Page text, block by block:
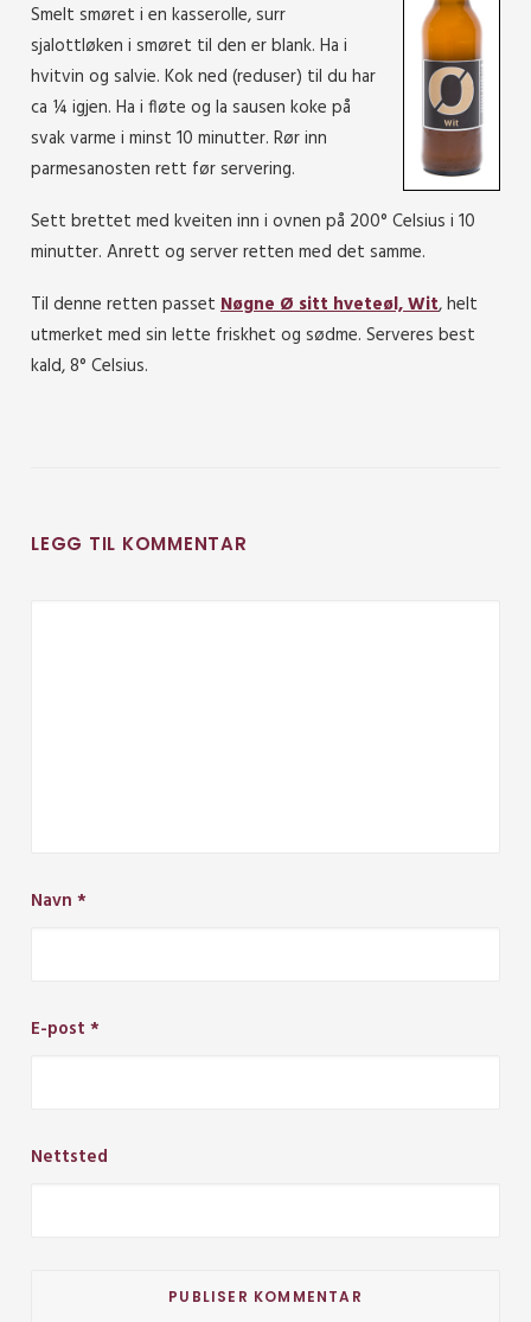
Smelt smøret i en kasserolle, surr
sjalottløken i smøret til den er blank. Ha i
hvitvin og salvie. Kok ned (reduser) til du har
ca ¼ igjen. Ha i fløte og la sausen koke på
svak varme i minst 10 minutter. Rør inn
parmesanosten rett før servering.
Sett brettet med kveiten inn i ovnen på 200° Celsius i 10
minutter. Anrett og server retten med det samme.
Til denne retten passet Nøgne Ø sitt hveteøl, Wit, helt
utmerket med sin lette friskhet og sødme. Serveres best
kald, 8° Celsius.
LEGG TIL KOMMENTAR
Navn *
E-post *
Nettsted